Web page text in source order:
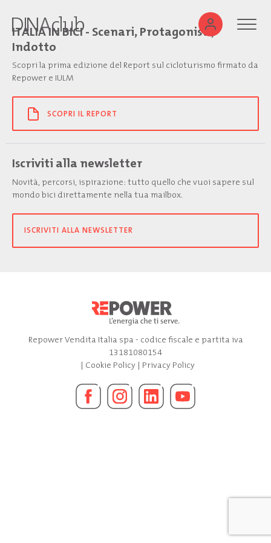
ITALIA IN BICI - Scenari, Protagonisti,
Indotto
Scopri la prima edizione del Report sul cicloturismo firmato da
Repower e IULM
SCOPRI IL REPORT
Iscriviti alla newsletter
Novità, percorsi, ispirazione: tutto quello che vuoi sapere sul
mondo bici direttamente nella tua mailbox.
ISCRIVITI ALLA NEWSLETTER
Repower Vendita Italia spa - codice fiscale e partita iva
13181080154
| Cookie Policy| Privacy Policy